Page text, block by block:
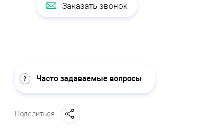
Заказать звонок
Часто задаваемые вопросы
Поделиться